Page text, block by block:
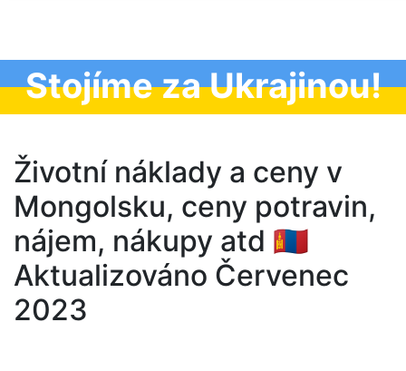
Stojíme za Ukrajinou!
Životní náklady a ceny v
Mongolsku, ceny potravin,
nájem, nákupy atd 🇲🇳
Aktualizováno Červenec
2023